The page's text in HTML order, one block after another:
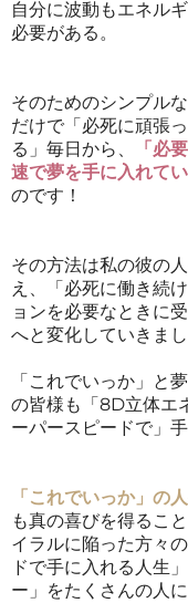
自分に波動もエネル
必要がある。
そのためのシンプル
だけで「必死に頑張
る」毎日から、
「必
速で夢を手に入れて
のです！
その方法は私の彼の
え、「必死に働き続
ョンを必要なときに
へと変化していきまし
「これでいっか」と
の皆様も「8D立体エ
ーパースピードで」
「これでいっか」の
も真の喜びを得るこ
イラルに陥った方々
ドで手に入れる人生
ー」をたくさんの人